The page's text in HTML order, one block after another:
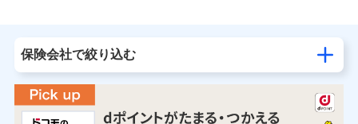
保険会社で絞り込む